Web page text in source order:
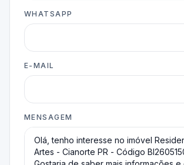
WHATSAPP
E-MAIL
MENSAGEM